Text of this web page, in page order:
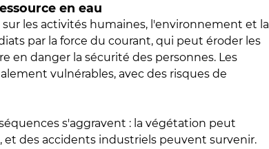
en eau
les activités humaines, l'environnement et la
par la force du courant, qui peut éroder les
en danger la sécurité des personnes. Les
vulnérables, avec des risques de
s'aggravent : la végétation peut
des accidents industriels peuvent survenir.